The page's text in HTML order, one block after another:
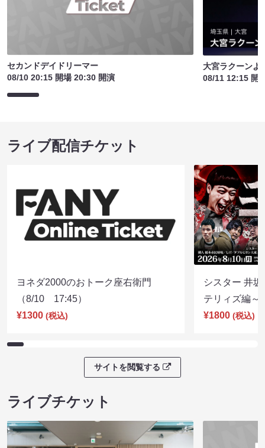
セカンドデイドリーマー
08/10 20:15 開場 20:30 開演
大宮ラクーンよ
08/11 12:15 開
ライブ配信チケット
ヨネダ2000のおトーク座右衛門
（8/10 17:45）
¥1300 (税込)
シスター 井
テリィズ編
¥1800 (税込)
サイトを閲覧する
ライブチケット